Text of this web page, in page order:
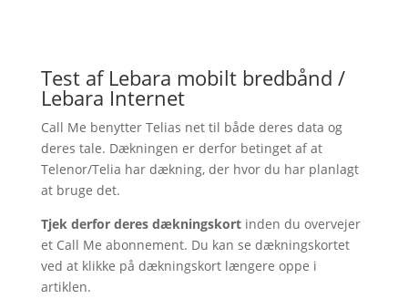
Test af Lebara mobilt bredbånd /
Lebara Internet
Call Me benytter Telias net til både deres data og
deres tale. Dækningen er derfor betinget af at
Telenor/Telia har dækning, der hvor du har planlagt
at bruge det.
Tjek derfor deres dækningskortinden du overvejer
et Call Me abonnement. Du kan se dækningskortet
ved at klikke på dækningskort længere oppe i
artiklen.